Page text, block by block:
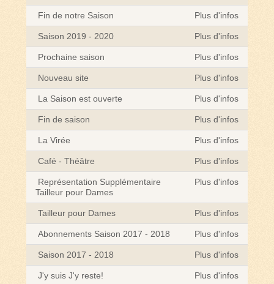
Fin de notre Saison Plus d'infos
Saison 2019 - 2020 Plus d'infos
Prochaine saison Plus d'infos
Nouveau site Plus d'infos
La Saison est ouverte Plus d'infos
Fin de saison Plus d'infos
La Virée Plus d'infos
Café - Théâtre Plus d'infos
Représentation Supplémentaire
Tailleur pour Dames
Plus d'infos
Tailleur pour Dames Plus d'infos
Abonnements Saison 2017 - 2018 Plus d'infos
Saison 2017 - 2018 Plus d'infos
J'y suis J'y reste! Plus d'infos